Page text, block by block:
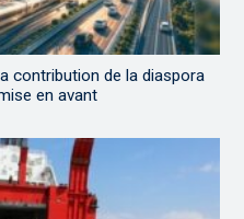
contribution de la diaspora
en avant